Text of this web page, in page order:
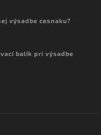
výsadbe cesnaku?
balík pri výsadbe